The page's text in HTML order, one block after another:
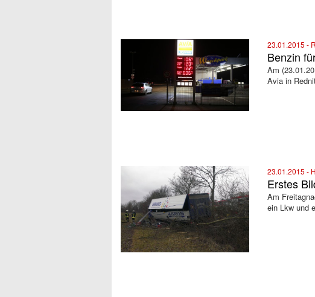
23.01.2015 -
Benzin
Am
Avia in
23.01.2015 -
Erstes
Am
ein Lkw und